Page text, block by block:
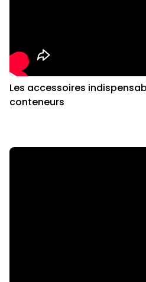
Les accessoires
conteneurs